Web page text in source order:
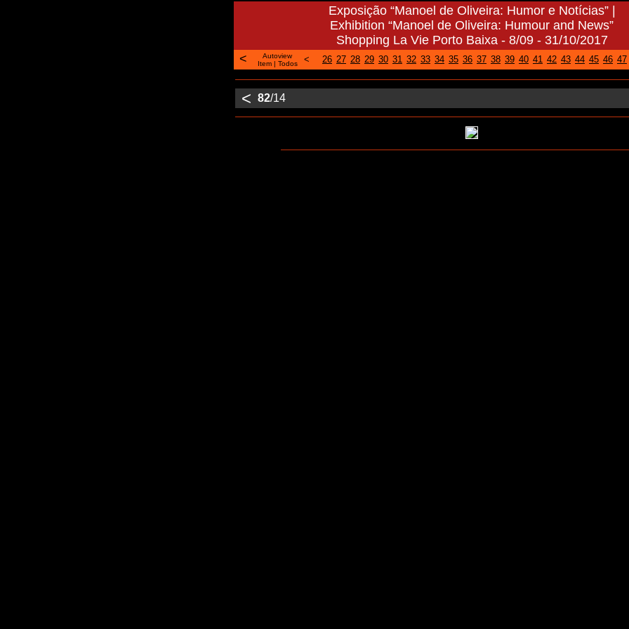
Exposição “Manoel de Oliveira: Humor e Notícias” |
Exhibition “Manoel de Oliveira: Humour and News”
Shopping La Vie Porto Baixa - 8/09 - 31/10/2017
<
Autoview
Item| Todos < 26 27 28 29 30 31 32 33 34 35 36 37 38 39 40 41 42 43 44 45 46 47
< 82/14